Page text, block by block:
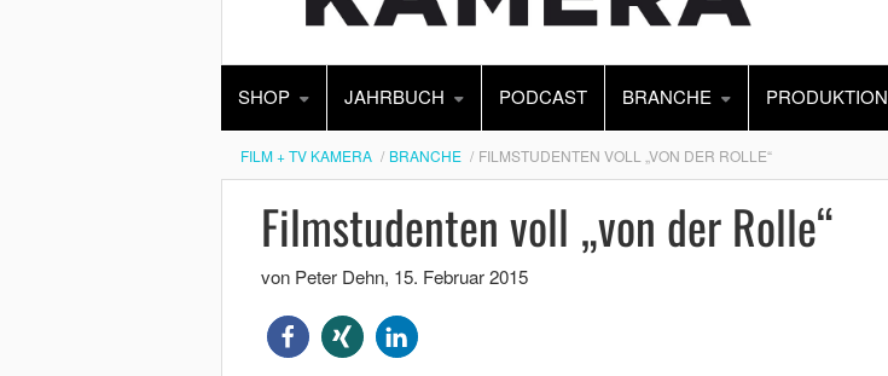
SHOP JAHRBUCH PODCAST BRANCHE PRODUKTION
FILM + TV KAMERA BRANCHE FILMSTUDENTEN VOLL „VON DER ROLLE“
Filmstudenten voll „von der Rolle“
von Peter Dehn, 15. Februar 2015